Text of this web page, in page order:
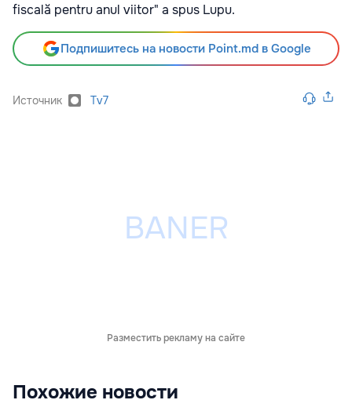
fiscală pentru anul viitor" a spus Lupu.
Подпишитесь на новости Point.md в Google
Источник Tv7
Разместить рекламу на сайте
Похожие новости